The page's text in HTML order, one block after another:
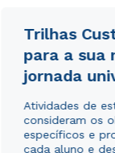
Trilhas
para a sua
jornada
Atividades de
consideram os
específicos e
cada aluno e